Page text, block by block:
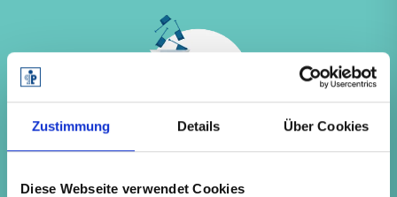
Zustimmung Details Über Cookies
Diese Webseite verwendet Cookies